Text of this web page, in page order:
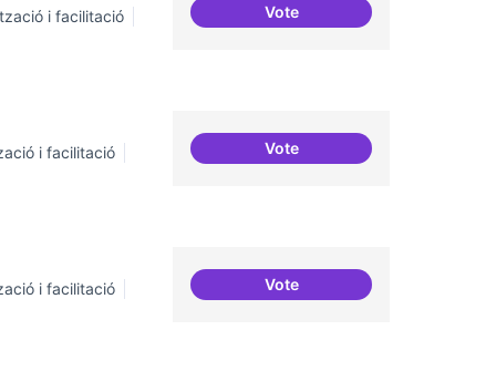
i facilitació
VoteHabitar la plaça
i facilitació
VoteRepositori de coneixement
i facilitació
VoteSuport a projectes digitals i